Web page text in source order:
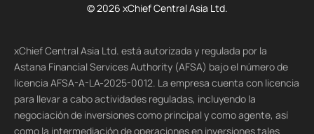
© 2026 xChief Central Asia Ltd.
xChief Central Asia Ltd. está autorizada y regulada por la
Astana Financial Services Authority (AFSA) bajo el número de
licencia AFSA-A-LA-2025-0012. La empresa cuenta con licencia
para llevar a cabo actividades reguladas, incluyendo la
negociación de inversiones como principal y como agente, así
como la intermediación de operaciones en inversiones tales